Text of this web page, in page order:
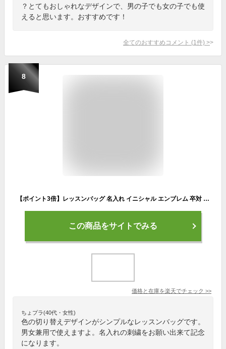
？とてもおしゃれなデザインで、男の子でも女の子でも使
えると思います。おすすめです！
全てのおすすめコメント (1 件) >
8
【ポイント3倍】レッスンバッグ 名入れ イニシャル エンブレム 卒対 男の子 女の子 おしゃれ 幼稚園 保育園 卒園 記念品 入学 グッズ a4 子ども 小学校 通園バッグ 音楽バック 習い事 おけいこバッグ 入学祝い ギフト プレゼント 卒園記念品 一年生 小学生
この商品をサイトでみる
価格と在庫を楽天でチェック >>
ちょプラ(40代・女性)
色の切り替えデザインがシンプルなレッスンバッグです。
男女兼用で使えますよ。名入れの刺繍をお願い出来て記念
になります。